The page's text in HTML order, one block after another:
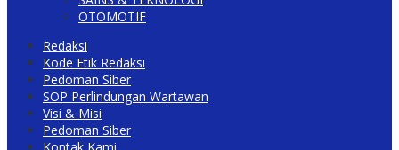
OTOMOTIF
Redaksi
Kode Etik Redaksi
Pedoman Siber
SOP Perlindungan Wartawan
Visi & Misi
Pedoman Siber
Kontak Kami